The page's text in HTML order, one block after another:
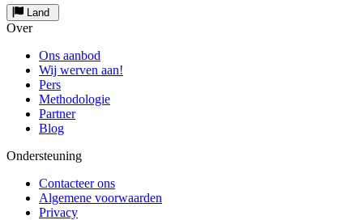
Land
Over
Ons aanbod
Wij werven aan!
Pers
Methodologie
Partner
Blog
Ondersteuning
Contacteer ons
Algemene voorwaarden
Privacy